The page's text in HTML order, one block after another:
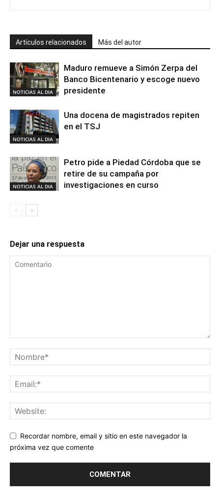
Artículos relacionados Más del autor
NOTICIAS AL DIA
Maduro remueve a Simón Zerpa del
Banco Bicentenario y escoge nuevo
presidente
NOTICIAS AL DIA
Una docena de magistrados repiten
en el TSJ
NOTICIAS AL DIA
Petro pide a Piedad Córdoba que se
retire de su campaña por
investigaciones en curso
Dejar una respuesta
Recordar nombre, email y sitio en este navegador la
próxima vez que comente